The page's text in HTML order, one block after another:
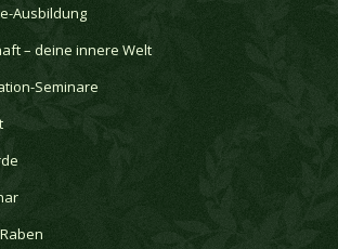
Ausbildung
– deine innere Welt
Seminare